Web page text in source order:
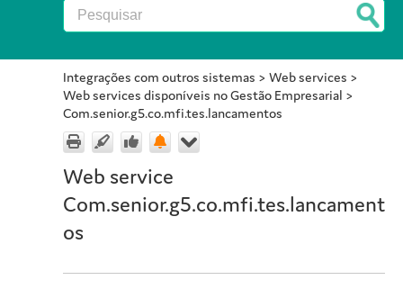
Integrações com outros sistemas > Web services >
Web services disponíveis no Gestão Empresarial >
Com.senior.g5.co.mfi.tes.lancamentos
Web service
Com.senior.g5.co.mfi.tes.lancament
os